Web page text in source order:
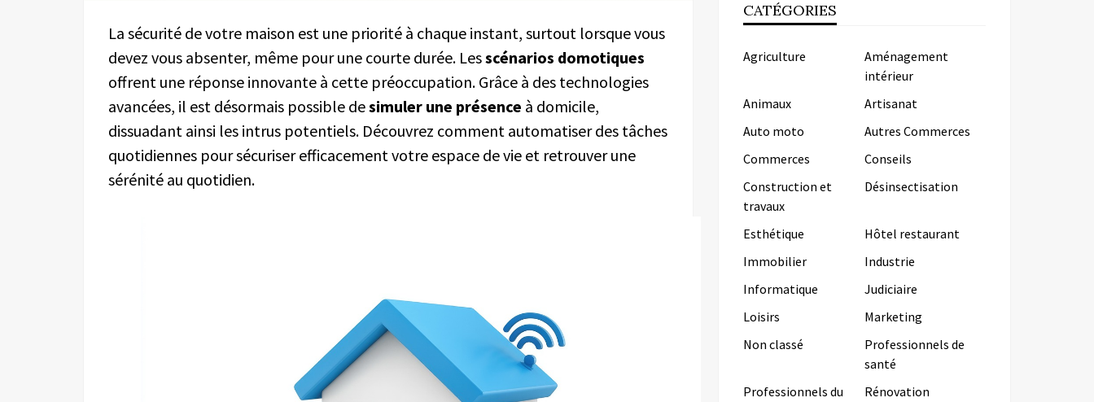
La sécurité de votre maison est une priorité à chaque instant, surtout lorsque vous
devez vous absenter, même pour une courte durée. Lesscénarios domotiques
offrent une réponse innovante à cette préoccupation. Grâce à des technologies
avancées, il est désormais possible desimuler une présence à domicile,
dissuadant ainsi les intrus potentiels. Découvrez comment automatiser des tâches
quotidiennes pour sécuriser efficacement votre espace de vie et retrouver une
sérénité au quotidien.
CATÉGORIES
Agriculture
Aménagement
intérieur
Animaux
Artisanat
Auto moto
Autres Commerces
Commerces
Conseils
Construction et
travaux
Désinsectisation
Esthétique
Hôtel restaurant
Immobilier
Industrie
Informatique
Judiciaire
Loisirs
Marketing
Non classé
Professionnels de
santé
Professionnels du
Rénovation